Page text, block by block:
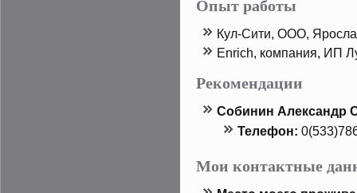
Опыт работы
Кул-Сити, ООО,
Enrich, компания, ИП
Рекомендации
Собинин Александр
Телефон:
Мои контактные